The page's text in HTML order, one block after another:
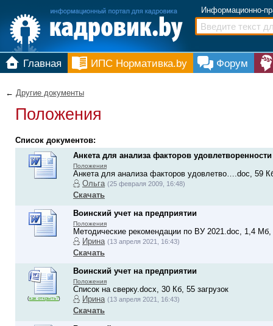
Информационно-
Главная ИПС Нормативка.by Форум
← Другие документы
Положения
Список документов:
Анкета для анализа факторов
Положения
Анкета для анализа факторов удовлетво….doc, 59
Ольга (25 февраля 2009, 16:48)
Скачать
Воинский учет на предприятии
Положения
Методические рекомендации по ВУ 2021.doc, 1,4 Мб,
Ирина (13 апреля 2021, 16:43)
Скачать
(как открыть?)
Воинский учет на предприятии
Положения
Список на сверку.docx, 30 Кб, 55 загрузок
Ирина (13 апреля 2021, 16:43)
Скачать